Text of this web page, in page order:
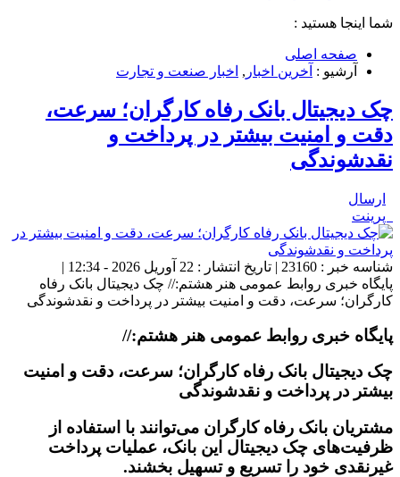
شما اینجا هستید :
صفحه اصلی
آرشیو : آخرین اخبار , اخبار صنعت و تجارت
چک دیجیتال بانک رفاه کارگران؛ سرعت،
دقت و امنیت بیشتر در پرداخت و
نقدشوندگی
ارسال
پرینت
شناسه خبر : 23160 | تاریخ انتشار : 22 آوریل 2026 - 12:34 |
پایگاه خبری روابط عمومی هنر هشتم:// چک دیجیتال بانک رفاه
کارگران؛ سرعت، دقت و امنیت بیشتر در پرداخت و نقدشوندگی
پایگاه خبری روابط عمومی هنر هشتم://
چک دیجیتال بانک رفاه کارگران؛ سرعت، دقت و امنیت
بیشتر در پرداخت و نقدشوندگی
مشتریان بانک رفاه کارگران می‌توانند با استفاده از
ظرفیت‌های چک دیجیتال این بانک، عملیات پرداخت
غیرنقدی خود را تسریع و تسهیل بخشند.